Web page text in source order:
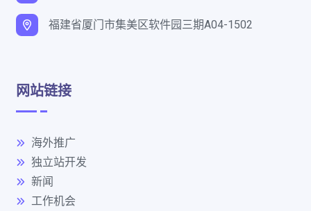
福建省厦门市集美区软件园三期A04-1502
网站链接
海外推广
独立站开发
新闻
工作机会